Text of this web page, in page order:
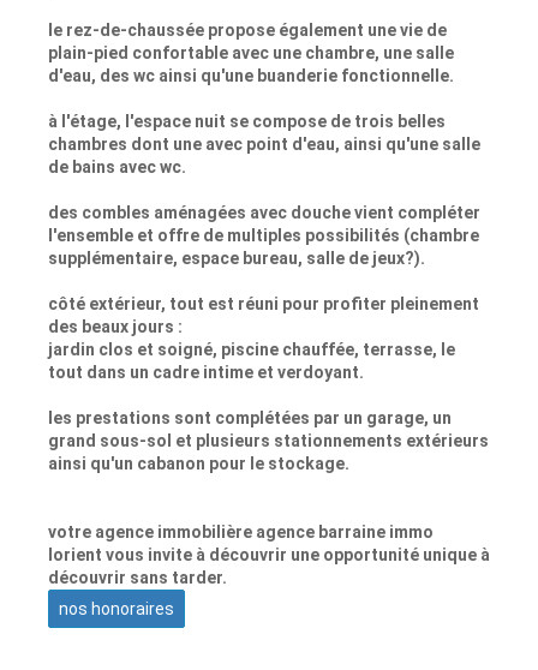
le rez-de-chaussée propose également une vie de
plain-pied confortable avec une chambre, une salle
d'eau, des wc ainsi qu'une buanderie fonctionnelle.
à l'étage, l'espace nuit se compose de trois belles
chambres dont une avec point d'eau, ainsi qu'une salle
de bains avec wc.
des combles aménagées avec douche vient compléter
l'ensemble et offre de multiples possibilités (chambre
supplémentaire, espace bureau, salle de jeux?).
côté extérieur, tout est réuni pour profiter pleinement
des beaux jours :
jardin clos et soigné, piscine chauffée, terrasse, le
tout dans un cadre intime et verdoyant.
les prestations sont complétées par un garage, un
grand sous-sol et plusieurs stationnements extérieurs
ainsi qu'un cabanon pour le stockage.
votre agence immobilière agence barraine immo
lorient vous invite à découvrir une opportunité unique à
découvrir sans tarder.
nos honoraires